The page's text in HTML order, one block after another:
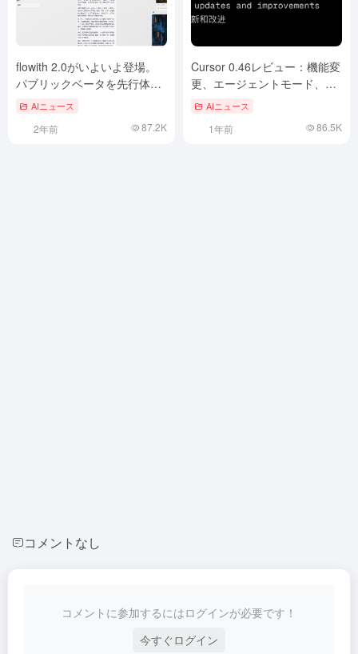
flowith 2.0がいよいよ登場。
パブリックベータを先行体験
できるコアユーザーを100名
AIニュース
2年前 87.2K
Cursor 0.46レビュー：機能変
更、エージェントモード、
Claude 3.7との深い統合
AIニュース
1年前 86.5K
コメントなし
コメントに参加するにはログインが必要です！
今すぐログイン